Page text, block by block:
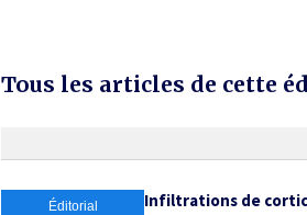
Tous les articles de cette
Éditorial
Infiltrations de